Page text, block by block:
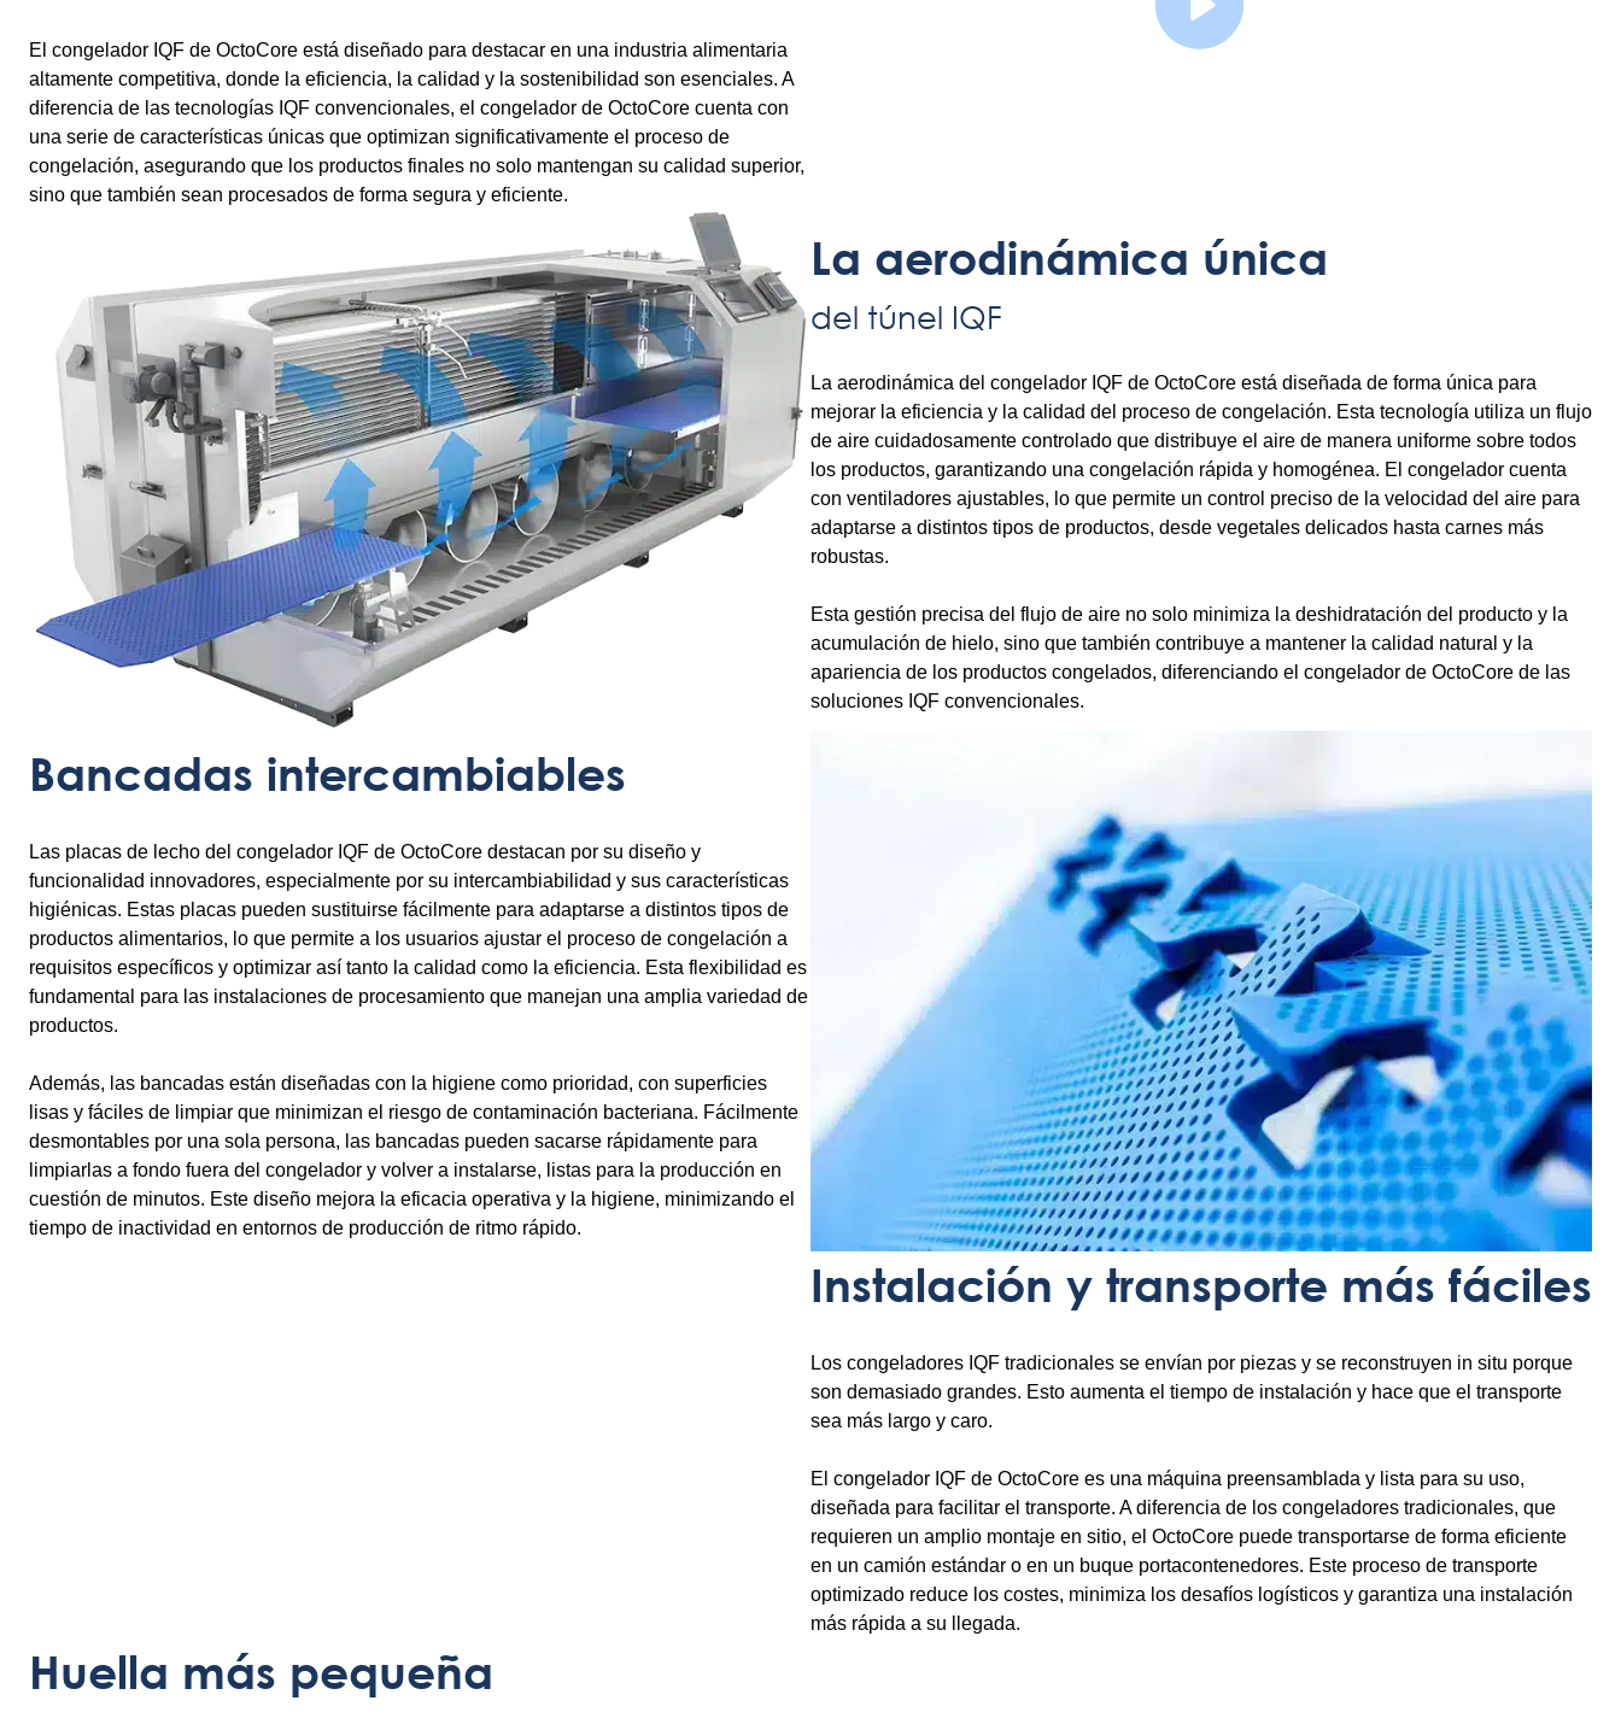
El congelador IQF de OctoCore está diseñado para destacar en una industria alimentaria
altamente competitiva, donde la eficiencia, la calidad y la sostenibilidad son esenciales. A
diferencia de las tecnologías IQF convencionales, el congelador de OctoCore cuenta con
una serie de características únicas que optimizan significativamente el proceso de
congelación, asegurando que los productos finales no solo mantengan su calidad superior,
sino que también sean procesados de forma segura y eficiente.
La aerodinámica única
del túnel IQF
La aerodinámica del congelador IQF de OctoCore está diseñada de forma única para
mejorar la eficiencia y la calidad del proceso de congelación. Esta tecnología utiliza un flujo
de aire cuidadosamente controlado que distribuye el aire de manera uniforme sobre todos
los productos, garantizando una congelación rápida y homogénea. El congelador cuenta
con ventiladores ajustables, lo que permite un control preciso de la velocidad del aire para
adaptarse a distintos tipos de productos, desde vegetales delicados hasta carnes más
robustas.
Esta gestión precisa del flujo de aire no solo minimiza la deshidratación del producto y la
acumulación de hielo, sino que también contribuye a mantener la calidad natural y la
apariencia de los productos congelados, diferenciando el congelador de OctoCore de las
soluciones IQF convencionales.
Bancadas intercambiables
Las placas de lecho del congelador IQF de OctoCore destacan por su diseño y
funcionalidad innovadores, especialmente por su intercambiabilidad y sus características
higiénicas. Estas placas pueden sustituirse fácilmente para adaptarse a distintos tipos de
productos alimentarios, lo que permite a los usuarios ajustar el proceso de congelación a
requisitos específicos y optimizar así tanto la calidad como la eficiencia. Esta flexibilidad es
fundamental para las instalaciones de procesamiento que manejan una amplia variedad de
productos.
Además, las bancadas están diseñadas con la higiene como prioridad, con superficies
lisas y fáciles de limpiar que minimizan el riesgo de contaminación bacteriana. Fácilmente
desmontables por una sola persona, las bancadas pueden sacarse rápidamente para
limpiarlas a fondo fuera del congelador y volver a instalarse, listas para la producción en
cuestión de minutos. Este diseño mejora la eficacia operativa y la higiene, minimizando el
tiempo de inactividad en entornos de producción de ritmo rápido.
Instalación y transporte más fáciles
Los congeladores IQF tradicionales se envían por piezas y se reconstruyen in situ porque
son demasiado grandes. Esto aumenta el tiempo de instalación y hace que el transporte
sea más largo y caro.
El congelador IQF de OctoCore es una máquina preensamblada y lista para su uso,
diseñada para facilitar el transporte. A diferencia de los congeladores tradicionales, que
requieren un amplio montaje en sitio, el OctoCore puede transportarse de forma eficiente
en un camión estándar o en un buque portacontenedores. Este proceso de transporte
optimizado reduce los costes, minimiza los desafíos logísticos y garantiza una instalación
más rápida a su llegada.
Huella más pequeña